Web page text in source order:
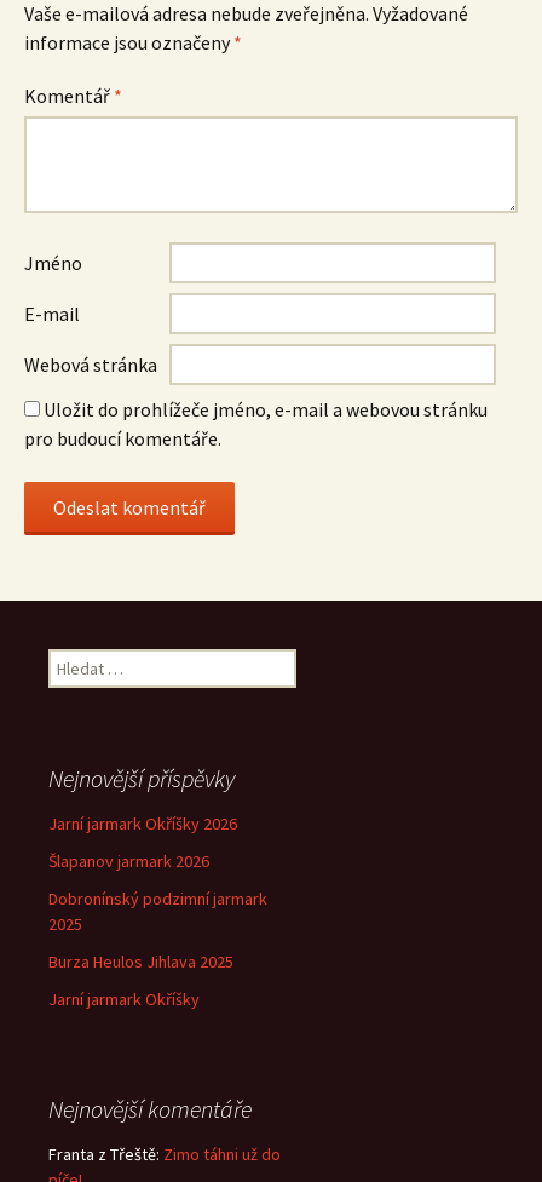
Vaše e-mailová adresa nebude zveřejněna. Vyžadované
informace jsou označeny*
Komentář *
Jméno
E-mail
Webová stránka
Uložit do prohlížeče jméno, e-mail a webovou stránku
pro budoucí komentáře.
Vyhledávání
Nejnovější příspěvky
Jarní jarmark Okříšky 2026
Šlapanov jarmark 2026
Dobronínský podzimní jarmark
2025
Burza Heulos Jihlava 2025
Jarní jarmark Okříšky
Nejnovější komentáře
Franta z Třeště: Zimo táhni už do